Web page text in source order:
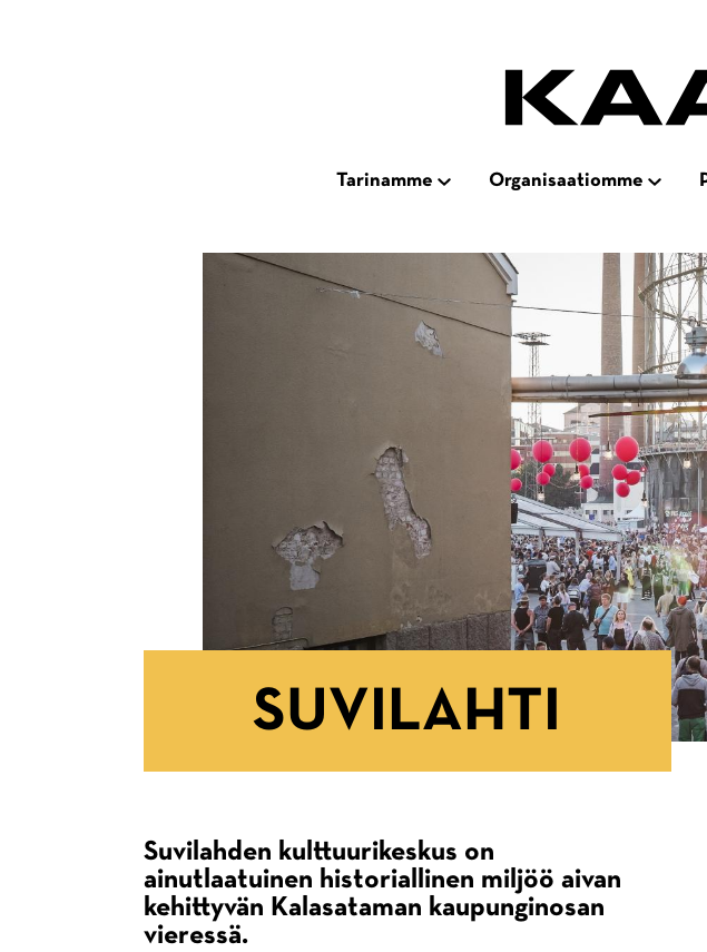
Tarinamme Open
Organisaatiomme Open
SUVILAHTI
MurupolkuSuvilahden kulttuurikeskus on
ainutlaatuinen historiallinen miljöö aivan
kehittyvän Kalasataman kaupunginosan
vieressä.